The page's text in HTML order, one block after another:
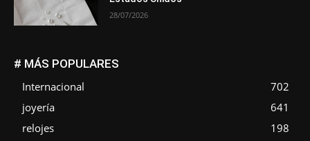
28/07/2026
# MÁS POPULARES
Internacional
702
joyería
641
relojes
198